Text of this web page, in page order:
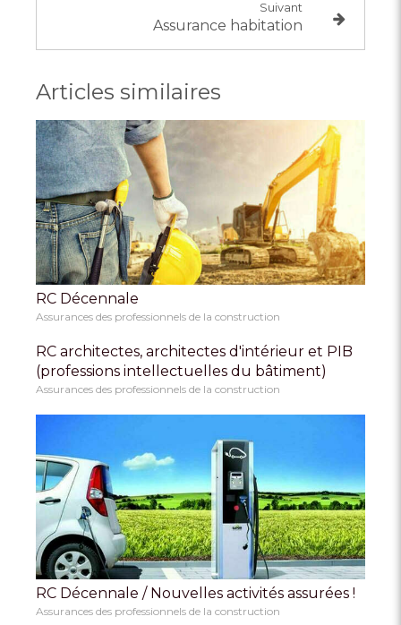
Suivant
Assurance habitation
Articles similaires
RC Décennale
Assurances des professionnels de la construction
RC architectes, architectes d'intérieur et PIB
(professions intellectuelles du bâtiment)
Assurances des professionnels de la construction
RC Décennale / Nouvelles activités assurées !
Assurances des professionnels de la construction